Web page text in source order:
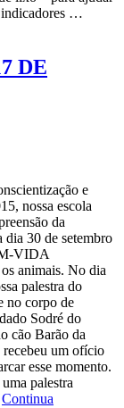
indicadores …
DE
e
nossa escola
da
30 de setembro
VIDA
animais. No dia
palestra do
no corpo de
Sodré do
cão Barão da
recebeu um ofício
esse momento.
palestra
Continua